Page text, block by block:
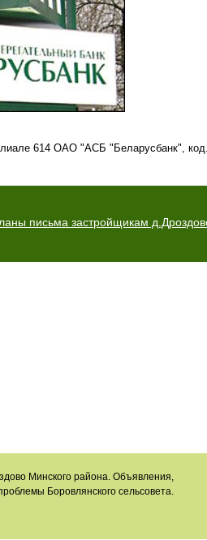
614 ОАО "АСБ "Беларусбанк",
письма застройщикам
Минского района. Объявления,
Боровлянского сельсовета.